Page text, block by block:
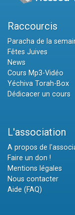
Raccourcis
Paracha de la
Fêtes Juives
News
Cours Mp3-Vidéo
Yéchiva Torah-Box
Dédicacer un cours
L'association
A propos de
Faire un don !
Mentions légales
Nous contacter
Aide (FAQ)